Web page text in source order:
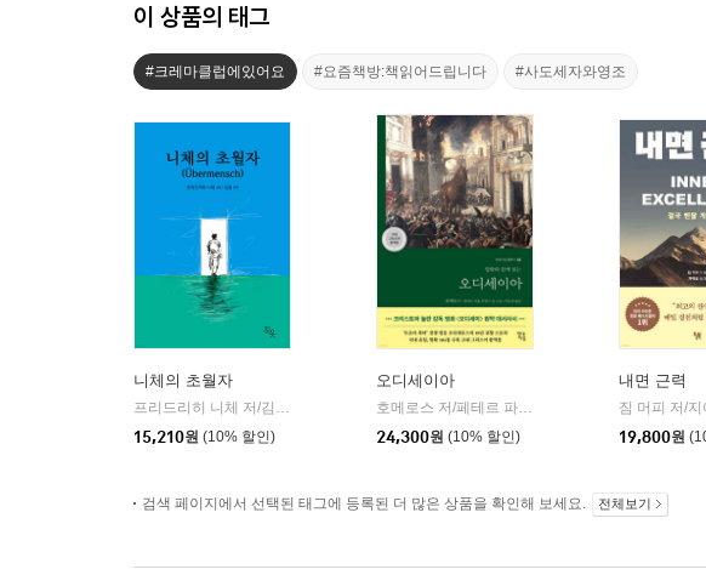
이 상품의 태그
#크레마클럽에있어요 #요즘책방:책읽어드립니다 #사도세자와영조
니체의 초월자
프리드리히 니체 저/김철 편역
15,210원 (10% 할인)
오디세이아
호메로스 저/페테르 파울 루벤스 그림/박문재 역 |
24,300원 (10% 할인)
내면 근력
짐 머피 저/지
19,800원
검색 페이지에서 선택된 태그에 등록된 더 많은 상품을 확인해 보세요. 전체보기